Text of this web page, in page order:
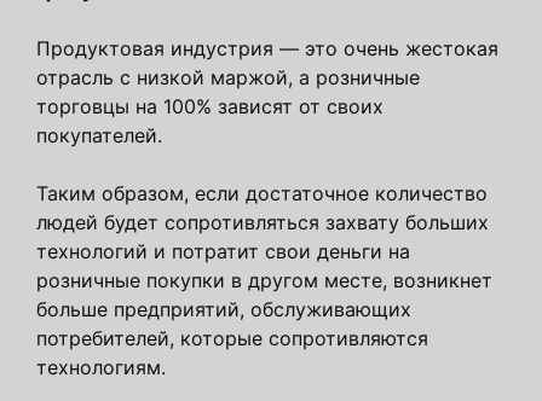
Продуктовая индустрия — это очень жестокая
отрасль с низкой маржой, а розничные
торговцы на 100% зависят от своих
покупателей.
Таким образом, если достаточное количество
людей будет сопротивляться захвату больших
технологий и потратит свои деньги на
розничные покупки в другом месте, возникнет
больше предприятий, обслуживающих
потребителей, которые сопротивляются
технологиям.